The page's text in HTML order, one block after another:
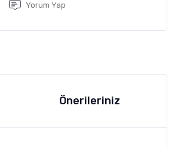
Yorum Yap
Önerileriniz